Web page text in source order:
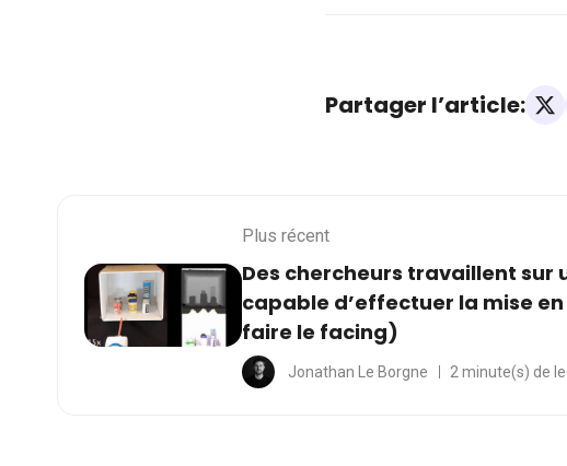
Partager l’article:
Plus récent
Des chercheurs travaillent sur
capable d’effectuer la mise
faire le facing)
Jonathan Le Borgne 2 minute(s) de